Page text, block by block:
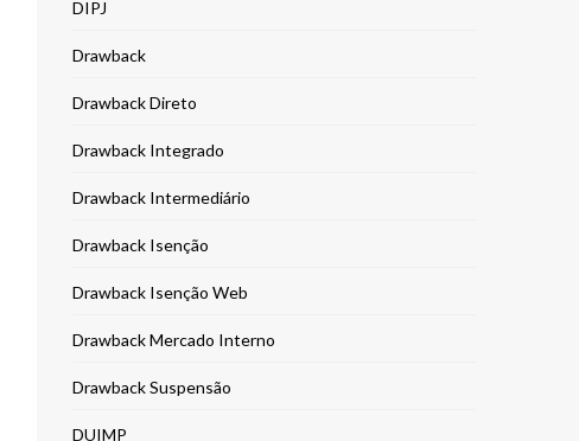
DIPJ
Drawback
Drawback Direto
Drawback Integrado
Drawback Intermediário
Drawback Isenção
Drawback Isenção Web
Drawback Mercado Interno
Drawback Suspensão
DUIMP